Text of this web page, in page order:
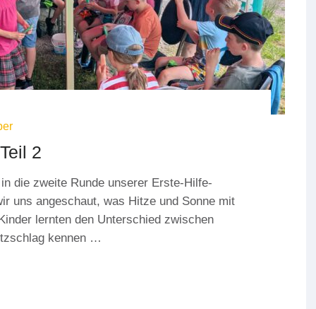
2
die zweite Runde unserer Erste-Hilfe-
uns angeschaut, was Hitze und Sonne mit
lernten den Unterschied zwischen
kennen …